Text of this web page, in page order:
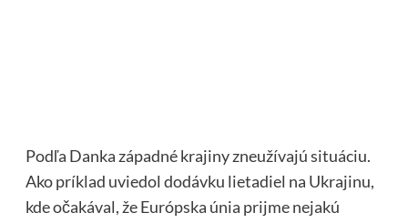
Podľa Danka západné krajiny zneužívajú situáciu.
Ako príklad uviedol dodávku lietadiel na Ukrajinu,
kde očakával, že Európska únia prijme nejakú